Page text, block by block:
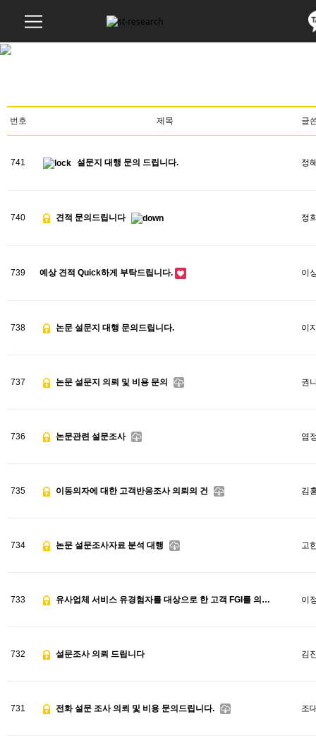
번호 제목 글
741 설문지 대행 문의 드립니다. 정
740 견적 문의드립니다 정
739 예상 견적 Quick하게 부탁드립니다. 이
738 논문 설문지 대행 문의드립니다. 이
737 논문 설문지 의뢰 및 비용 문의 권
736 논문관련 설문조사 염
735 이동의자에 대한 고객반응조사 의뢰의 건 김
734 논문 설문조사자료 분석 대행 고
733 유사업체 서비스 유경험자를 대상으로 한 고객 FGI를 의뢰합니다. 이
732 설문조사 의뢰 드립니다 김
731 전화 설문 조사 의뢰 및 비용 문의드립니다. 조